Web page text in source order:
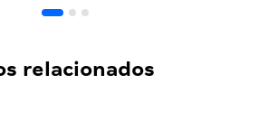
relacionados